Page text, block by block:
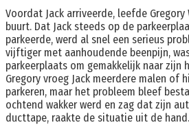
Voordat Jack arriveerde, leefde
buurt. Dat Jack steeds op de
parkeerde, werd al snel een serieus
vijftiger met aanhoudende beenpijn,
parkeerplaats om gemakkelijk naar zijn
Gregory vroeg Jack meerdere malen of
parkeren, maar het probleem bleef
ochtend wakker werd en zag dat zijn
ducttape, raakte de situatie uit de hand.